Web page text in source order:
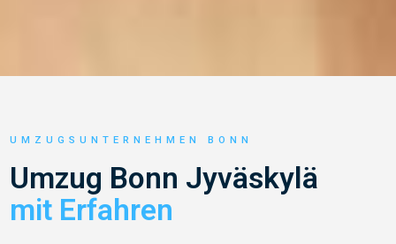
UMZUGSUNTERNEHMEN BONN
Umzug Bonn Jyväskylä
mit Erfahren